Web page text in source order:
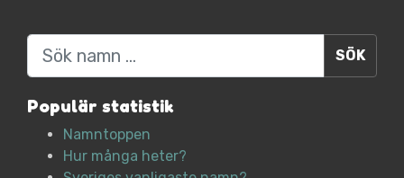
Sök
Populär statistik
Namntoppen
Hur många heter?